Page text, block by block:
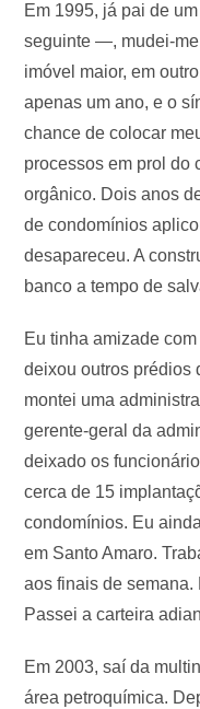
Em 1995, já pai de
seguinte —, mudei-
imóvel maior, em
apenas um ano, e o
chance de colocar
processos em prol do
orgânico. Dois anos
de condomínios
desapareceu. A
banco a tempo de
Eu tinha amizade
deixou outros prédios
montei uma
gerente-geral da
deixado os
cerca de 15
condomínios. Eu
em Santo Amaro.
aos finais de semana.
Passei a carteira
Em 2003, saí da
área petroquímica.